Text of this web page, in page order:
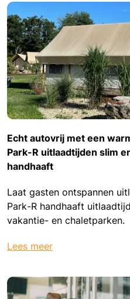
Echt autovrij met een
Park-R uitlaadtijden slim
handhaaft
Laat gasten ontspannen
Park-R handhaaft
vakantie- en chaletparken.
Lees meer